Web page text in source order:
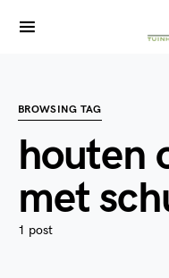
BROWSING TAG
houten
met
1 post